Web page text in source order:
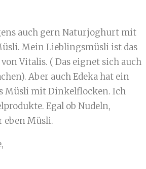
auch gern Naturjoghurt mit
Mein Lieblingsmüsli ist das
Vitalis. ( Das eignet sich auch
Aber auch Edeka hat ein
Müsli mit Dinkelflocken. Ich
Egal ob Nudeln,
eben Müsli.